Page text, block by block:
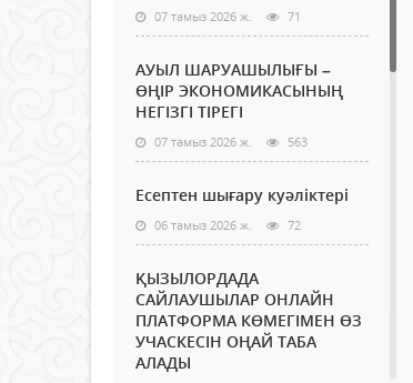
07 тамыз 2026 ж. 71
АУЫЛ ШАРУАШЫЛЫҒЫ –
ӨҢІР ЭКОНОМИКАСЫНЫҢ
НЕГІЗГІ ТІРЕГІ
07 тамыз 2026 ж. 563
Есептен шығару куәліктері
06 тамыз 2026 ж. 72
ҚЫЗЫЛОРДАДА
САЙЛАУШЫЛАР ОНЛАЙН
ПЛАТФОРМА КӨМЕГІМЕН ӨЗ
УЧАСКЕСІН ОҢАЙ ТАБА
АЛАДЫ